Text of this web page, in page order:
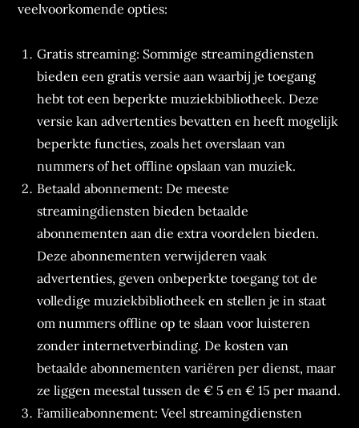
veelvoorkomende opties:
Gratis streaming: Sommige streamingdiensten
bieden een gratis versie aan waarbij je toegang
hebt tot een beperkte muziekbibliotheek. Deze
versie kan advertenties bevatten en heeft mogelijk
beperkte functies, zoals het overslaan van
nummers of het offline opslaan van muziek.
Betaald abonnement: De meeste
streamingdiensten bieden betaalde
abonnementen aan die extra voordelen bieden.
Deze abonnementen verwijderen vaak
advertenties, geven onbeperkte toegang tot de
volledige muziekbibliotheek en stellen je in staat
om nummers offline op te slaan voor luisteren
zonder internetverbinding. De kosten van
betaalde abonnementen variëren per dienst, maar
ze liggen meestal tussen de € 5 en € 15 per maand.
Familieabonnement: Veel streamingdiensten